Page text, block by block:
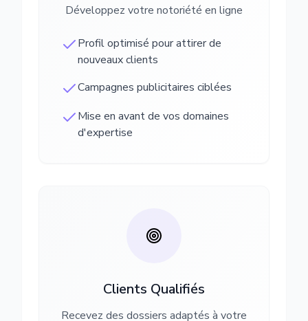
Développez votre notoriété en ligne
Profil optimisé pour attirer de
nouveaux clients
Campagnes publicitaires ciblées
Mise en avant de vos domaines
d'expertise
Clients Qualifiés
Recevez des dossiers adaptés à votre